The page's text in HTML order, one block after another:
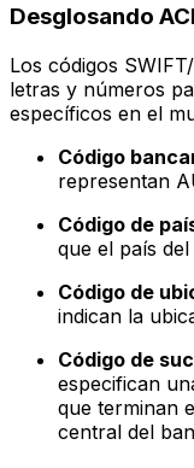
Desglosando
Los códigos
letras y números
específicos en el
Código
representan
Código de
que el país
Código de
indican la
Código de
especifican
que terminan
central del